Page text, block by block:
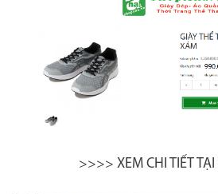
>>>> XEM CHI TIẾT